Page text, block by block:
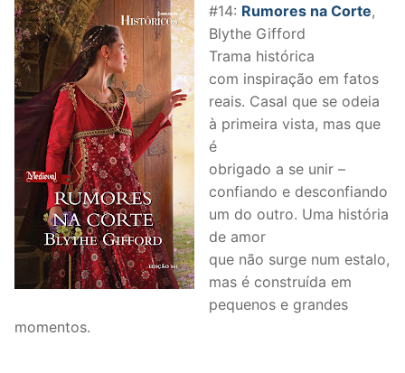
#14: Rumores na Corte,
Blythe Gifford
Trama histórica
com inspiração em fatos
reais. Casal que se odeia
à primeira vista, mas que
é
obrigado a se unir –
confiando e desconfiando
um do outro. Uma história
de amor
que não surge num estalo,
mas é construída em
pequenos e grandes
momentos.